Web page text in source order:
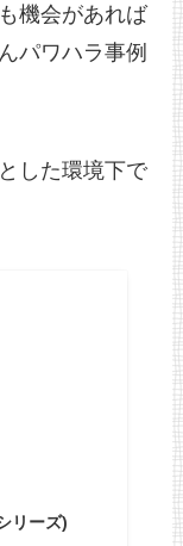
機会があれば
パワハラ事例
した環境下で
リーズ)